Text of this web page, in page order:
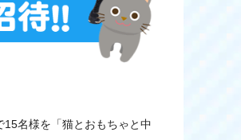
名様を「猫とおもちゃと中